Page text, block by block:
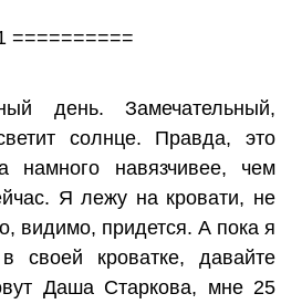
==========
день. Замечательный,
солнце. Правда, это
намного навязчивее, чем
Я лежу на кровати, не
видимо, придется. А пока я
своей кроватке, давайте
Даша Старкова, мне 25